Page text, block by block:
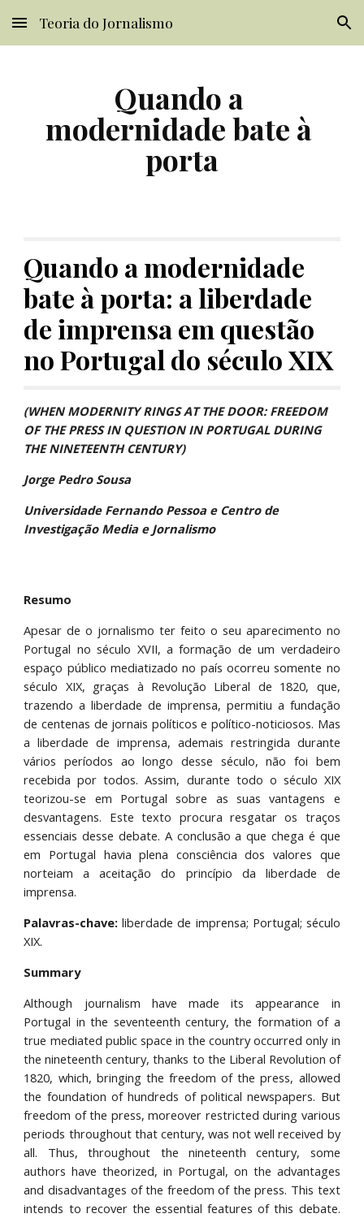
Skip to main content Skip to navigation
Teoria do Jornalismo
Quando a
modernidade bate à
porta
Quando a modernidade
bate à porta: a liberdade
de imprensa em questão
no Portugal do século XIX
(WHEN MODERNITY RINGS AT THE DOOR: FREEDOM
OF THE PRESS IN QUESTION IN PORTUGAL DURING
THE NINETEENTH CENTURY)
Jorge Pedro Sousa
Universidade Fernando Pessoa e Centro de
Investigação Media e Jornalismo
Resumo
Apesar de o jornalismo ter feito o seu aparecimento no
Portugal no século XVII, a formação de um verdadeiro
espaço público mediatizado no país ocorreu somente no
século XIX, graças à Revolução Liberal de 1820, que,
trazendo a liberdade de imprensa, permitiu a fundação
de centenas de jornais políticos e político-noticiosos. Mas
a liberdade de imprensa, ademais restringida durante
vários períodos ao longo desse século, não foi bem
recebida por todos. Assim, durante todo o século XIX
teorizou-se em Portugal sobre as suas vantagens e
desvantagens. Este texto procura resgatar os traços
essenciais desse debate. A conclusão a que chega é que
em Portugal havia plena consciência dos valores que
norteiam a aceitação do princípio da liberdade de
imprensa.
Palavras-chave:liberdade de imprensa; Portugal; século
XIX.
Summary
Although journalism have made its appearance in
Portugal in the seventeenth century, the formation of a
true mediated public space in the country occurred only in
the nineteenth century, thanks to the Liberal Revolution of
1820, which, bringing the freedom of the press, allowed
the foundation of hundreds of political newspapers. But
freedom of the press, moreover restricted during various
periods throughout that century, was not well received by
all. Thus, throughout the nineteenth century, some
authors have theorized, in Portugal, on the advantages
and disadvantages of the freedom of the press. This text
intends to recover the essential features of this debate.